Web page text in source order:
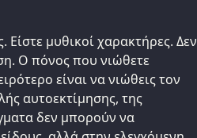
μυθικοί χαρακτήρες. Δεν
Ο πόνος που νιώθετε
είναι να νιώθεις τον
αυτοεκτίμησης, της
δεν μπορούν να